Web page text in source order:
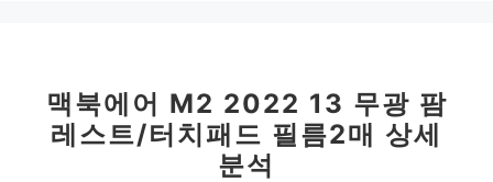
맥북에어 M2 2022 13 무광 팜
레스트/터치패드 필름2매 상세
분석